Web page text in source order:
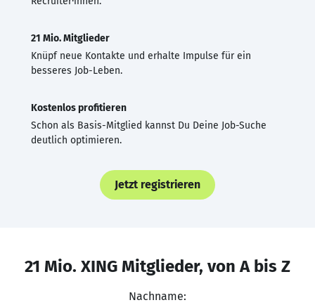
21 Mio. Mitglieder
Knüpf neue Kontakte und erhalte Impulse für ein
besseres Job-Leben.
Kostenlos profitieren
Schon als Basis-Mitglied kannst Du Deine Job-Suche
deutlich optimieren.
Jetzt registrieren
21 Mio. XING Mitglieder, von A bis Z
Nachname: